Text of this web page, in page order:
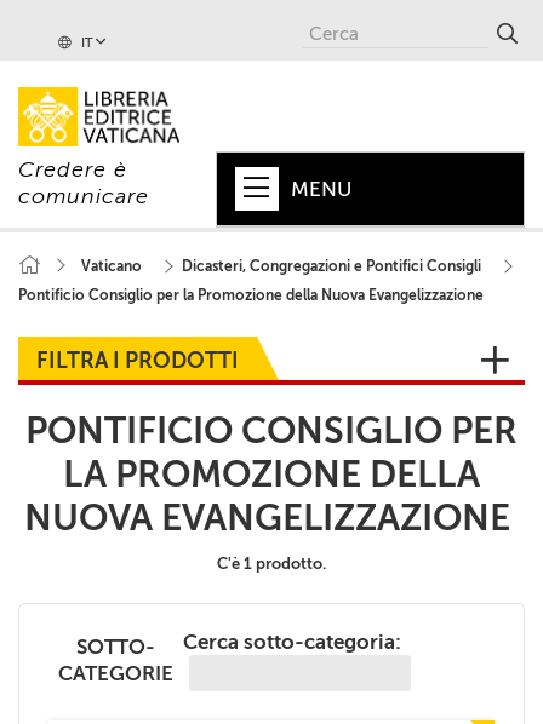
IT
Credere è
comunicare
MENU
PAPA
+
VATICANO
+
MONDO
+
COLLANE
RIVISTE
Vaticano
Dicasteri, Congregazioni e Pontifici Consigli
Pontificio Consiglio per la Promozione della Nuova Evangelizzazione
FILTRA I PRODOTTI
PONTIFICIO CONSIGLIO PER
LA PROMOZIONE DELLA
NUOVA EVANGELIZZAZIONE
C'è 1 prodotto.
SOTTO-
CATEGORIE
Cerca sotto-categoria: